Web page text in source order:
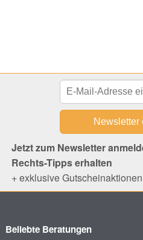
Jetzt zum Newsletter
Rechts-Tipps erhalten
+ exklusive
Beliebte Beratungen